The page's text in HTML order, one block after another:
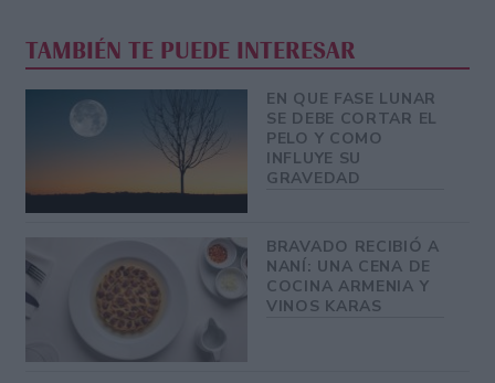
TAMBIÉN TE PUEDE INTERESAR
EN QUE FASE LUNAR
SE DEBE CORTAR EL
PELO Y COMO
INFLUYE SU
GRAVEDAD
BRAVADO RECIBIÓ A
NANÍ: UNA CENA DE
COCINA ARMENIA Y
VINOS KARAS